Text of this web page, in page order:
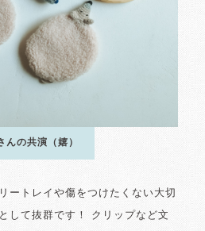
んの共演（嬉）
ートレイや傷をつけたくない大切
して抜群です！ クリップなど文